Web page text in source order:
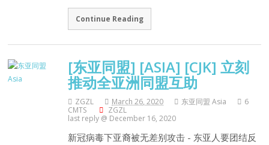
Continue Reading
[东亚同盟] [ASIA] [CJK] 立刻
推动全亚洲同盟互助
ZGZL March 26, 2020 东亚同盟 Asia
6
CMTS
ZGZL
last reply @ December 16, 2020
新冠病毒下亚裔被无差别攻击 - 东亚人要团结反